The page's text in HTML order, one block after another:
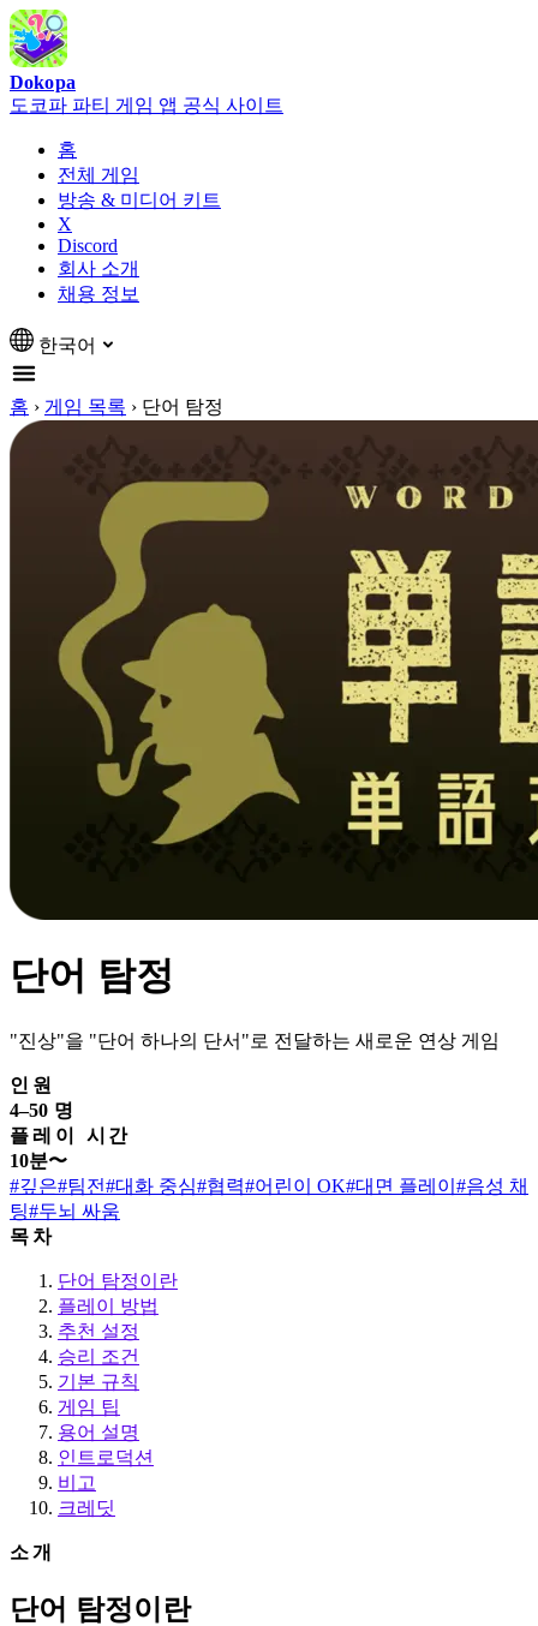
Dokopa
도코파 파티 게임 앱 공식 사이트
홈
전체 게임
방송 & 미디어 키트
X
Discord
회사 소개
채용 정보
한국어
홈 › 게임 목록 › 단어 탐정
단어 탐정
"진상"을 "단어 하나의 단서"로 전달하는 새로운 연상 게임
인원
4–50 명
플레이 시간
10분〜
#깊은#팀전#대화 중심#협력#어린이 OK#대면 플레이 #음성 채
팅#두뇌 싸움
목차
단어 탐정이란
플레이 방법
추천 설정
승리 조건
기본 규칙
게임 팁
용어 설명
인트로덕션
비고
크레딧
소개
단어 탐정이란